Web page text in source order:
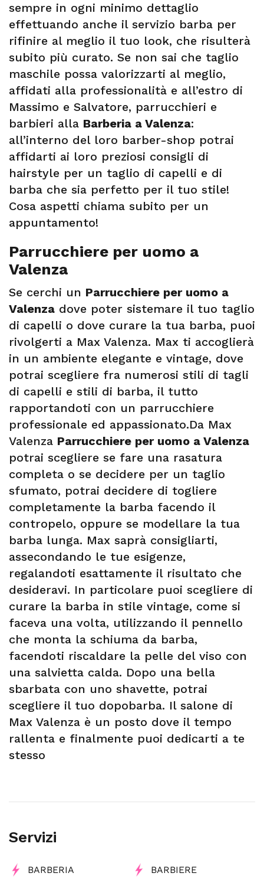
sempre in ogni minimo dettaglio
effettuando anche il servizio barba per
rifinire al meglio il tuo look, che risulterà
subito più curato. Se non sai che taglio
maschile possa valorizzarti al meglio,
affidati alla professionalità e all’estro di
Massimo e Salvatore, parrucchieri e
barbieri alla Barberia a Valenza:
all’interno del loro barber-shop potrai
affidarti ai loro preziosi consigli di
hairstyle per un taglio di capelli e di
barba che sia perfetto per il tuo stile!
Cosa aspetti chiama subito per un
appuntamento!
Parrucchiere per uomo a
Valenza
Se cerchi un Parrucchiere per uomo a
Valenza dove poter sistemare il tuo taglio
di capelli o dove curare la tua barba, puoi
rivolgerti a Max Valenza. Max ti accoglierà
in un ambiente elegante e vintage, dove
potrai scegliere fra numerosi stili di tagli
di capelli e stili di barba, il tutto
rapportandoti con un parrucchiere
professionale ed appassionato.Da Max
Valenza Parrucchiere per uomo a Valenza
potrai scegliere se fare una rasatura
completa o se decidere per un taglio
sfumato, potrai decidere di togliere
completamente la barba facendo il
contropelo, oppure se modellare la tua
barba lunga. Max saprà consigliarti,
assecondando le tue esigenze,
regalandoti esattamente il risultato che
desideravi. In particolare puoi scegliere di
curare la barba in stile vintage, come si
faceva una volta, utilizzando il pennello
che monta la schiuma da barba,
facendoti riscaldare la pelle del viso con
una salvietta calda. Dopo una bella
sbarbata con uno shavette, potrai
scegliere il tuo dopobarba. Il salone di
Max Valenza è un posto dove il tempo
rallenta e finalmente puoi dedicarti a te
stesso
Servizi
BARBERIA BARBIERE